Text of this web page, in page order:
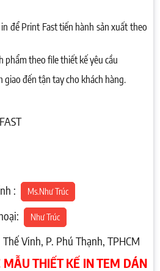
để Print Fast tiến hành sản xuất theo
phẩm theo file thiết kế yêu cầu
giao đến tận tay cho khách hàng.
:
Ms.Như Trúc
Như Trúc
Vinh, P. Phú Thạnh, TPHCM
MẪU THIẾT KẾ IN TEM DÁN